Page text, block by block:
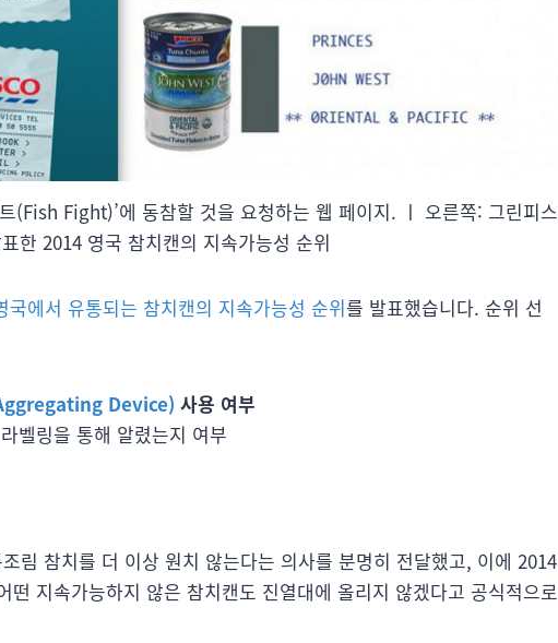
(Fish Fight)’에 동참할 것을 요청하는 웹 페이지. ㅣ 오른쪽: 그린피스
한 2014 영국 참치캔의 지속가능성 순위
국에서 유통되는 참치캔의 지속가능성 순위를 발표했습니다. 순위 선
Device) 사용 여부
벨링을 통해 알렸는지 여부
림 참치를 더 이상 원치 않는다는 의사를 분명히 전달했고, 이에 2014
지속가능하지 않은 참치캔도 진열대에 올리지 않겠다고 공식적으로